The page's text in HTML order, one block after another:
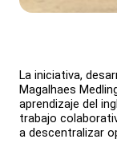
La iniciativa,
Magalhaes
aprendizaje del
trabajo
a descentralizar